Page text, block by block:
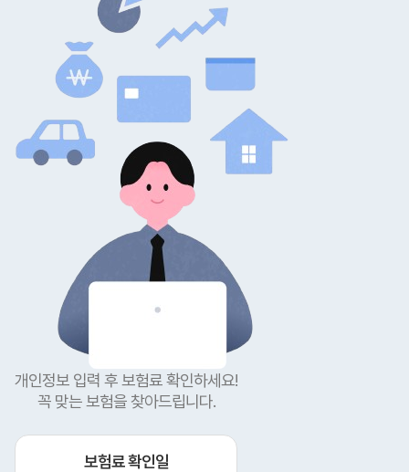
개인정보 입력 후 보험료 확인하세요!
꼭 맞는 보험을 찾아드립니다.
보험료 확인일